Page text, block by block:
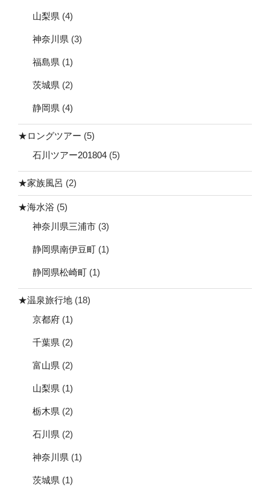
山梨県 (4)
神奈川県 (3)
福島県 (1)
茨城県 (2)
静岡県 (4)
★ロングツアー (5)
石川ツアー201804 (5)
★家族風呂 (2)
★海水浴 (5)
神奈川県三浦市 (3)
静岡県南伊豆町 (1)
静岡県松崎町 (1)
★温泉旅行地 (18)
京都府 (1)
千葉県 (2)
富山県 (2)
山梨県 (1)
栃木県 (2)
石川県 (2)
神奈川県 (1)
茨城県 (1)